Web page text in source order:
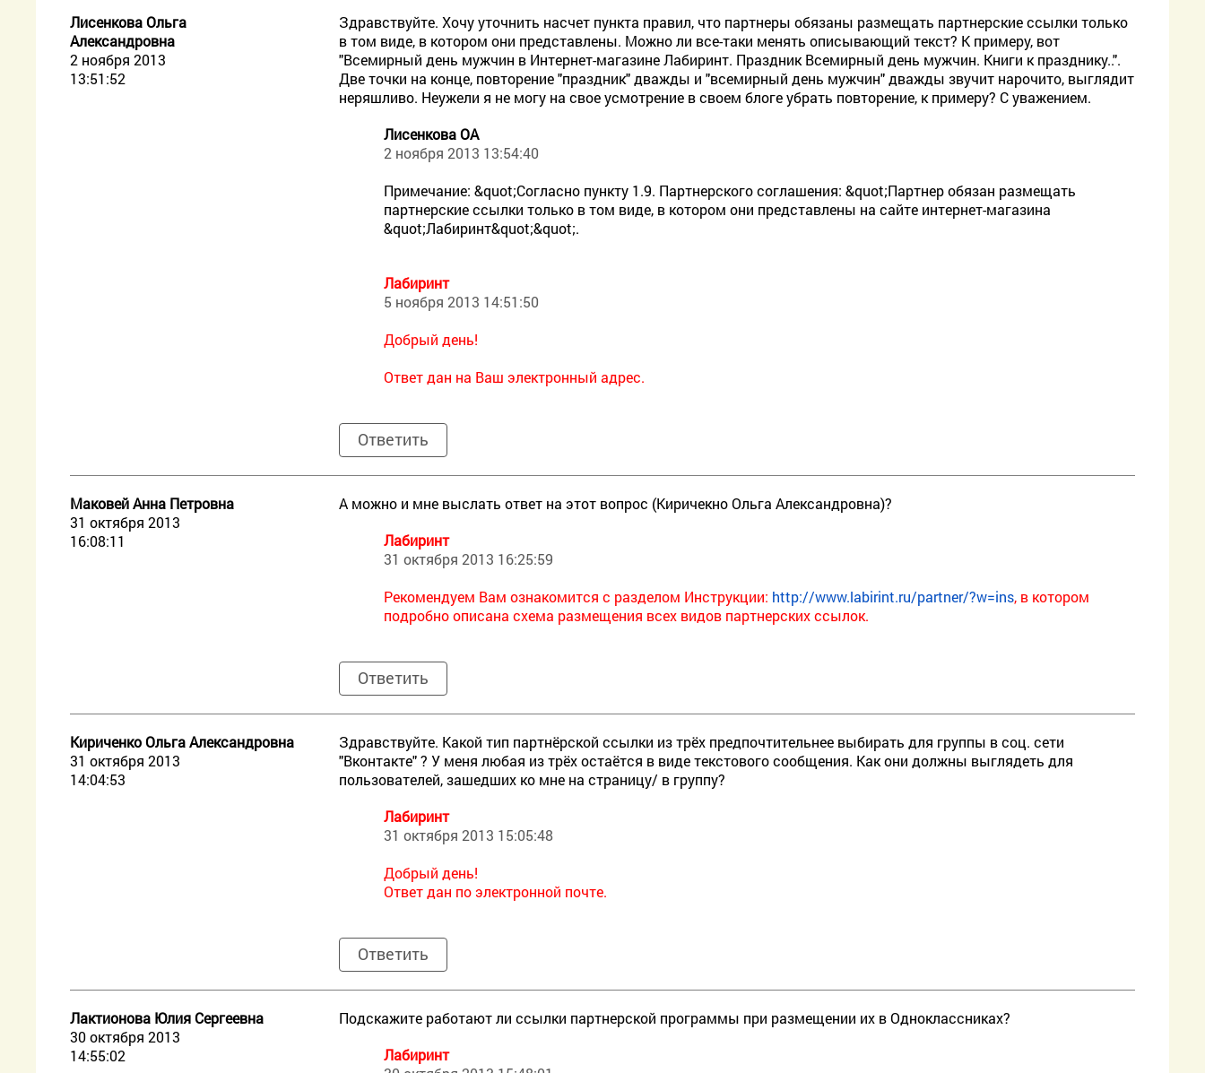
Лисенкова Ольга
Александровна
2 ноября 2013
13:51:52
Здравствуйте. Хочу уточнить насчет пункта правил, что партнеры обязаны размещать партнерские ссылки только
в том виде, в котором они представлены. Можно ли все-таки менять описывающий текст? К примеру, вот
"Всемирный день мужчин в Интернет-магазине Лабиринт. Праздник Всемирный день мужчин. Книги к празднику..".
Две точки на конце, повторение "праздник" дважды и "всемирный день мужчин" дважды звучит нарочито, выглядит
неряшливо. Неужели я не могу на свое усмотрение в своем блоге убрать повторение, к примеру? С уважением.
Лисенкова ОА
2 ноября 2013 13:54:40
Примечание: &quot;Согласно пункту 1.9. Партнерского соглашения: &quot;Партнер обязан размещать
партнерские ссылки только в том виде, в котором они представлены на сайте интернет-магазина
&quot;Лабиринт&quot;&quot;.
Лабиринт
5 ноября 2013 14:51:50
Добрый день!
Ответ дан на Ваш электронный адрес.
Ответить
Маковей Анна Петровна
31 октября 2013
16:08:11
А можно и мне выслать ответ на этот вопрос (Киричекно Ольга Александровна)?
Лабиринт
31 октября 2013 16:25:59
Рекомендуем Вам ознакомится с разделом Инструкции: http://www.labirint.ru/partner/?w=ins, в котором
подробно описана схема размещения всех видов партнерских ссылок.
Ответить
Кириченко Ольга Александровна
31 октября 2013
14:04:53
Здравствуйте. Какой тип партнёрской ссылки из трёх предпочтительнее выбирать для группы в соц. сети
"Вконтакте" ? У меня любая из трёх остаётся в виде текстового сообщения. Как они должны выглядеть для
пользователей, зашедших ко мне на страницу/ в группу?
Лабиринт
31 октября 2013 15:05:48
Добрый день!
Ответ дан по электронной почте.
Ответить
Лактионова Юлия Сергеевна
30 октября 2013
14:55:02
Подскажите работают ли ссылки партнерской программы при размещении их в Одноклассниках?
Лабиринт